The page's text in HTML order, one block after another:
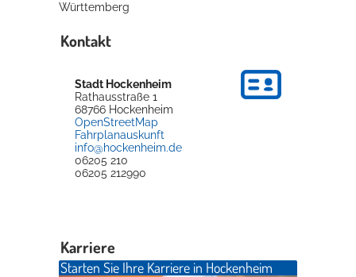
Württemberg
Kontakt
Stadt Hockenheim
Rathausstraße 1
68766 Hockenheim
OpenStreetMap
Fahrplanauskunft
info@hockenheim.de
06205 210
06205 212990
Karriere
Starten Sie Ihre Karriere in Hockenheim